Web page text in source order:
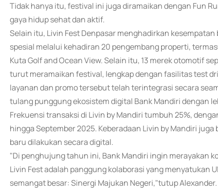
Tidak hanya itu, festival ini juga diramaikan dengan Fun
gaya hidup sehat dan aktif.
Selain itu, Livin Fest Denpasar menghadirkan
spesial melalui kehadiran 20 pengembang properti,
Kuta Golf and Ocean View. Selain itu, 13 merek otomotif
turut meramaikan festival, lengkap dengan fasilitas test
layanan dan promo tersebut telah terintegrasi secara
tulang punggung ekosistem digital Bank Mandiri dengan
Frekuensi transaksi di Livin by Mandiri tumbuh 25%,
hingga September 2025. Keberadaan Livin by Mandiri
baru dilakukan secara digital.
"Di penghujung tahun ini, Bank Mandiri ingin merayakan
Livin Fest adalah panggung kolaborasi yang menyatukan
semangat besar: Sinergi Majukan Negeri,"tutup